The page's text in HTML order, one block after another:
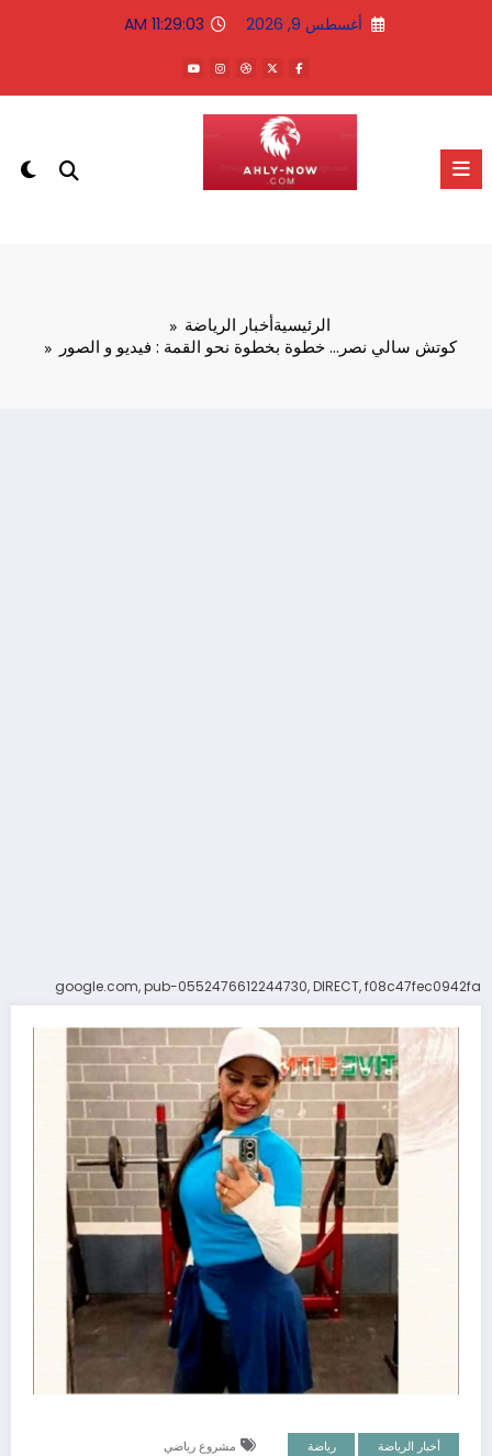
أغسطس 9, 2026 11:29:04 AM
الرئيسيةأخبار الرياضة
كوتش سالي نصر… خطوة بخطوة نحو القمة : فيديو و الصور
google.com, pub-0552476612244730, DIRECT, f08c47fec0942fa
أخبار الرياضة رياضة مشروع رياضي